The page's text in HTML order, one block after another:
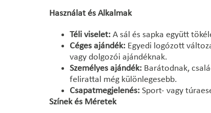
Használat és Alkalmak
Téli viselet: A sál és sapka együtt
Céges ajándék: Egyedi logózott
vagy dolgozói ajándéknak.
Személyes ajándék: Barátodnak,
felirattal még különlegesebb.
Csapatmegjelenés: Sport- vagy
Színek és Méretek